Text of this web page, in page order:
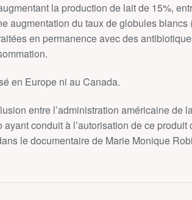
la production de lait de 15%,
augmentation du taux de globules
en permanence avec des
en Europe ni au Canada.
entre l’administration américaine de
conduit à l’autorisation de ce
le documentaire de Marie Monique